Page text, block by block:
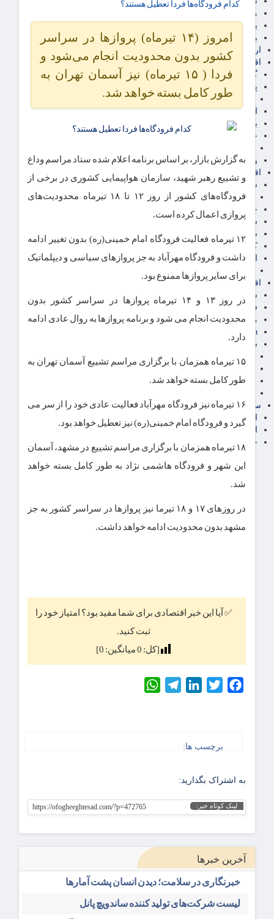
مالیات
یارانه و معیشت مردم
برق، آب و انرژی
ارز دیجیتال
اقتصاد اجتماعی
گردشگری
پزشکی، سلامت و زیبایی
ایران مدلب
اجتماعی
بازنشستگان
حقوق و قضایی
ورزشی
اقتصاد شهری و روستایی
شهر و مسکن و عمران
گسترش ساختمان
حمل و نقل
شهرک های صنعتی
صنایع غذایی
کشاورزی و دامداری
اخبار استان ها
استان تهران
اقتصاد بین الملل
سیاسی
فارکس
مناطق آزاد تجاری
24intermedia
سایر اخبار اقتصادی
عمومی و سرگرمی
فناوری
آگهی رسمی و مزایده
سایر رسانه ها
اقتصاد فارسی
اقتصاد آفرین
خرید انواع دیزل ژنراتور
کدام فرودگاه‌ها فردا تعطیل هستند؟
امروز (۱۴ تیرماه) پروازها در سراسر
کشور بدون محدودیت انجام می‌شود و
فردا ( ۱۵ تیرماه) نیز آسمان تهران به
طور کامل بسته خواهد شد.
به گزارش بازار، بر اساس برنامه ‌اعلام شده ستاد مراسم وداع
و تشییع رهبر شهید، سازمان هواپیمایی کشوری در برخی از
فرودگاه‌های کشور از روز ۱۲ تا ۱۸ تیرماه محدودیت‌های
پروازی اعمال کرده است.
۱۲ تیرماه فعالیت فرودگاه امام خمینی(ره) بدون تغییر ادامه
داشت و فرودگاه مهرآباد به جز پروازهای سیاسی و دیپلماتیک
برای سایر پروازها ممنوع بود.
در روز ۱۳ و ۱۴ تیرماه پروازها در سراسر کشور بدون
محدودیت انجام می شود و برنامه پروازها به روال عادی ادامه
دارد.
۱۵ تیرماه همزمان با برگزاری مراسم تشییع آسمان تهران به
طور کامل بسته خواهد شد.
۱۶ تیرماه نیز فرودگاه مهرآباد فعالیت عادی خود را از سر می
گیرد و فرودگاه امام خمینی(ره) نیز تعطیل خواهد بود.
۱۸ تیرماه همزمان با برگزاری مراسم تشییع در مشهد، آسمان
این شهر و فرودگاه هاشمی نژاد به طور کامل بسته خواهد
شد.
در روزهای ۱۷ و ۱۸ تیرما نیز پروازها در سراسر کشور به جز
مشهد بدون محدودیت ادامه خواهد داشت.
✅ آیا این خبر اقتصادی برای شما مفید بود؟ امتیاز خود را
ثبت کنید.
[کل: 0میانگین: 0
]
Facebook
Twitter
LinkedIn
Telegram
برچسب ها:
به اشتراک بگذارید:
لینک کوتاه خبر: https://ofogheeghtesad.com/?p=472765
آخرین خبرها
خبرنگاری در سلامت؛ دیدن انسان پشت آمارها
لیست شرکت‌های تولید کننده ساندویچ پانل